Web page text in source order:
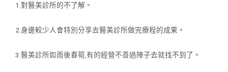
1.對醫美診所的不了解。
2.身邊較少人會特別分享去醫美診所做完療程的成果。
3.醫美診所如雨後春筍,有的經營不善過陣子去就找不到了。